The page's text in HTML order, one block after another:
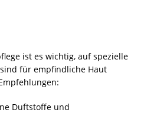
ist es wichtig, auf spezielle
für empfindliche Haut
Duftstoffe und